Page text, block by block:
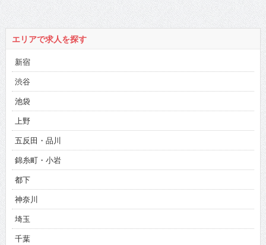
エリアで求人を探す
新宿
渋谷
池袋
上野
五反田・品川
錦糸町・小岩
都下
神奈川
埼玉
千葉